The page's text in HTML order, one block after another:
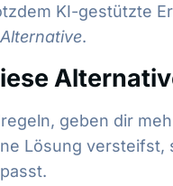
KI-gestützte
.
geben dir
Lösung